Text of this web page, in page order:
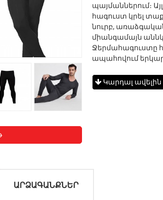
պայմաններում։
հագուստ կրել
նուրբ,
միանգամայն
Ջերմահագուստը
ապահովում
Կարդալ ավելին
ԱՐՁԱԳԱՆՔՆԵՐ